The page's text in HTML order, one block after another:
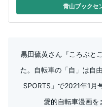
青山ブックセ
黒田硫黄さん『ころぶと
た。自転車の「自」は自
SPORTS」で2021年1月
愛的自転車漫画を